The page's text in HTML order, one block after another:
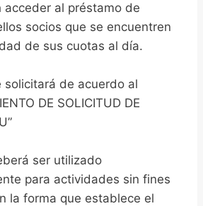
acceder al préstamo de
socios que se encuentren
de sus cuotas al día.
solicitará de acuerdo al
DE SOLICITUD DE
ser utilizado
para actividades sin fines
la forma que establece el